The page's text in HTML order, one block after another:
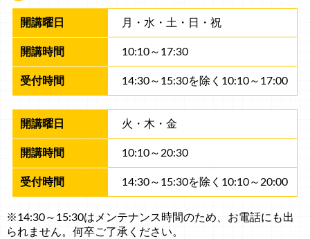
​​月・水・土・日・祝
1​0​:​1​0​～17:​3​0
14:30～15:30を除く1​0​:​1​0​～17:​00
火・木・金
1​0​:​10​～20:​30
14:30～15:30を除く1​0​:​10​～20:​00
※14:30～15:30はメンテナンス時間のため、お電話にも出
られません。何卒ご了承ください。